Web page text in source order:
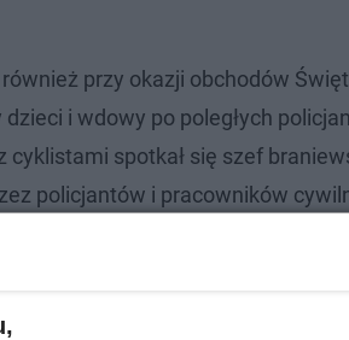
przy okazji obchodów
i wdowy po poległych
spotkał się szef
policjantów i pracowników